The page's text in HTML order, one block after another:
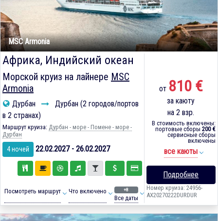
MSC Armonia
Африка, Индийский океан
Морской круиз на лайнере MSC
Armonia
Дурбан
Дурбан (2 городов/портов
в 2 странах)
Маршрут круиза: Дурбан - море - Помене - море -
Дурбан
4 ночей 22.02.2027 - 26.02.2027
Посмотреть маршрут Что включено +8
Все даты
от 810 €
за каюту
на 2 взр.
В стоимость включены:
портовые сборы 200 €
сервисные сборы
включены
все каюты
Подробнее
Номер круиза: 24956-
AX20270222DURDUR